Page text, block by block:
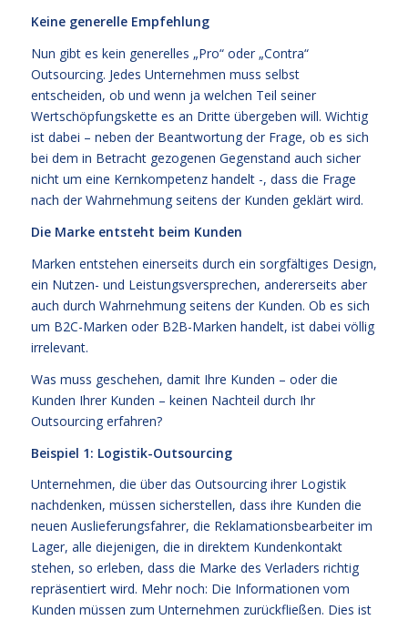
Keine generelle Empfehlung
Nun gibt es kein generelles „Pro“ oder „Contra“
Outsourcing. Jedes Unternehmen muss selbst
entscheiden, ob und wenn ja welchen Teil seiner
Wertschöpfungskette es an Dritte übergeben will. Wichtig
ist dabei – neben der Beantwortung der Frage, ob es sich
bei dem in Betracht gezogenen Gegenstand auch sicher
nicht um eine Kernkompetenz handelt -, dass die Frage
nach der Wahrnehmung seitens der Kunden geklärt wird.
Die Marke entsteht beim Kunden
Marken entstehen einerseits durch ein sorgfältiges Design,
ein Nutzen- und Leistungsversprechen, andererseits aber
auch durch Wahrnehmung seitens der Kunden. Ob es sich
um B2C-Marken oder B2B-Marken handelt, ist dabei völlig
irrelevant.
Was muss geschehen, damit Ihre Kunden – oder die
Kunden Ihrer Kunden – keinen Nachteil durch Ihr
Outsourcing erfahren?
Beispiel 1: Logistik-Outsourcing
Unternehmen, die über das Outsourcing ihrer Logistik
nachdenken, müssen sicherstellen, dass ihre Kunden die
neuen Auslieferungsfahrer, die Reklamationsbearbeiter im
Lager, alle diejenigen, die in direktem Kundenkontakt
stehen, so erleben, dass die Marke des Verladers richtig
repräsentiert wird. Mehr noch: Die Informationen vom
Kunden müssen zum Unternehmen zurückfließen. Dies ist